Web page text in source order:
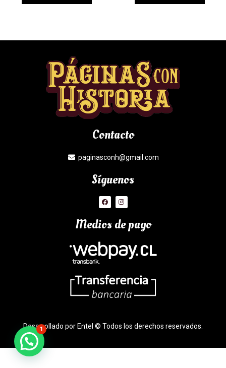
Contacto
paginasconh@gmail.com
Síguenos
Medios de pago
Desarrollado por Entel © Todos los derechos reservados.
1